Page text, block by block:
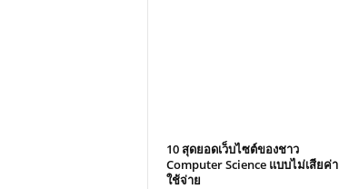
10 สุดยอดเว็บไซต์ของชาว
Computer Science แบบไม่เสียค่า
ใช้จ่าย